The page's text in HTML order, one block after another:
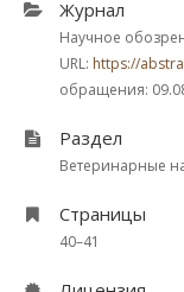
Журнал
Научное
URL: https://
обращения:
Раздел
Ветеринарные
Страницы
40–41